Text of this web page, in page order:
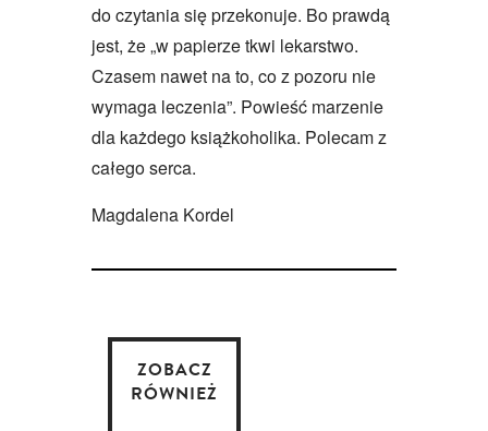
do czytania się przekonuje. Bo prawdą
jest, że „w papierze tkwi lekarstwo.
Czasem nawet na to, co z pozoru nie
wymaga leczenia”. Powieść marzenie
dla każdego książkoholika. Polecam z
całego serca.
Magdalena Kordel
ZOBACZ
RÓWNIEŻ